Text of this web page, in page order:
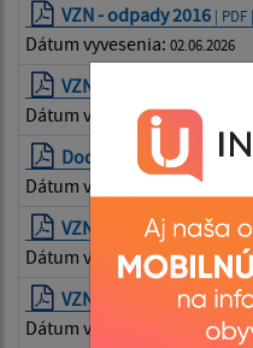
VZN - odpady 2016 | PDF
Dátum vyvesenia: 02.06.2026
VZN opady návrh | PDF |
Dátum vyvesenia:02.06.2026
Dodatok VZN 2-2012 |
Dátum vyvesenia: 02.06.2026
VZN o DZN a TKO 2016|
Dátum vyvesenia:02.06.2026
VZN rozpísdané| PDF |
Dátum vyvesenia: 02.06.2026